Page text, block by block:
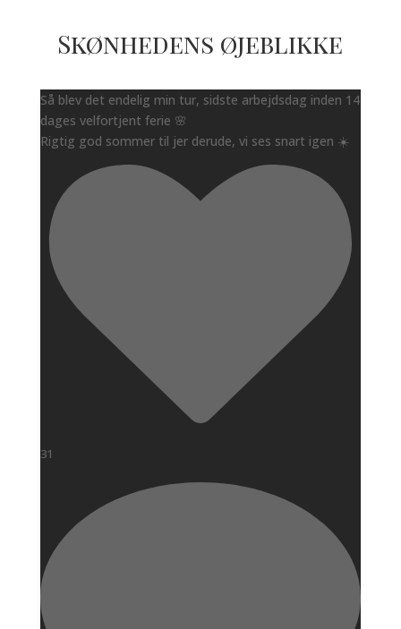
Skønhedens øjeblikke
Så blev det endelig min tur, sidste arbejdsdag inden 14
dages velfortjent ferie 🌸
Rigtig god sommer til jer derude, vi ses snart igen ☀️
31